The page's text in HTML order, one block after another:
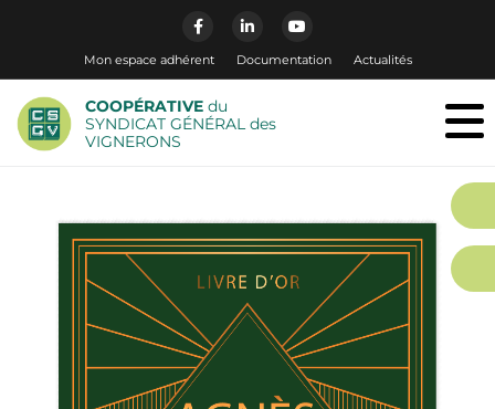
Mon espace adhérent Documentation Actualités
COOPÉRATIVE du
SYNDICAT GÉNÉRAL des
VIGNERONS